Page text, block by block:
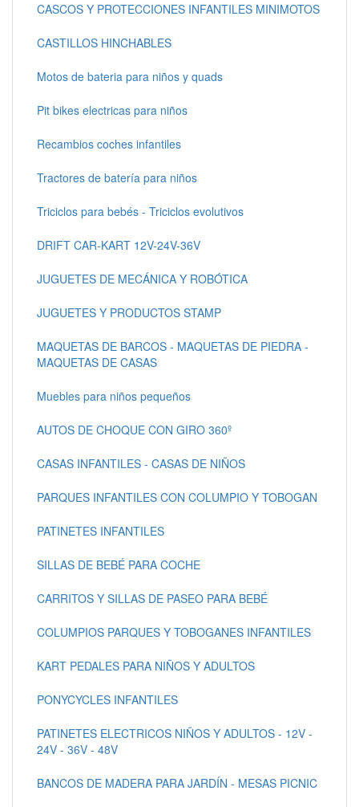
CASCOS Y PROTECCIONES INFANTILES MINIMOTOS
CASTILLOS HINCHABLES
Motos de bateria para niños y quads
Pit bikes electricas para niños
Recambios coches infantiles
Tractores de batería para niños
Triciclos para bebés - Triciclos evolutivos
DRIFT CAR-KART 12V-24V-36V
JUGUETES DE MECÁNICA Y ROBÓTICA
JUGUETES Y PRODUCTOS STAMP
MAQUETAS DE BARCOS - MAQUETAS DE PIEDRA -
MAQUETAS DE CASAS
Muebles para niños pequeños
AUTOS DE CHOQUE CON GIRO 360º
CASAS INFANTILES - CASAS DE NIÑOS
PARQUES INFANTILES CON COLUMPIO Y TOBOGAN
PATINETES INFANTILES
SILLAS DE BEBÉ PARA COCHE
CARRITOS Y SILLAS DE PASEO PARA BEBÉ
COLUMPIOS PARQUES Y TOBOGANES INFANTILES
KART PEDALES PARA NIÑOS Y ADULTOS
PONYCYCLES INFANTILES
PATINETES ELECTRICOS NIÑOS Y ADULTOS - 12V -
24V - 36V - 48V
BANCOS DE MADERA PARA JARDÍN - MESAS PICNIC